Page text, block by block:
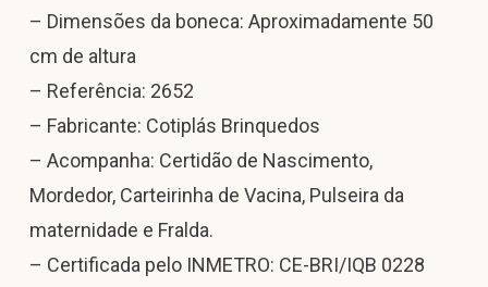
– Dimensões da boneca: Aproximadamente 50
cm de altura
– Referência: 2652
– Fabricante: Cotiplás Brinquedos
– Acompanha: Certidão de Nascimento,
Mordedor, Carteirinha de Vacina, Pulseira da
maternidade e Fralda.
– Certificada pelo INMETRO: CE-BRI/IQB 0228